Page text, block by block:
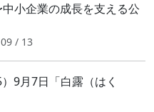
小企業の成長を支える公
/ 13
9月7日「白露（はく